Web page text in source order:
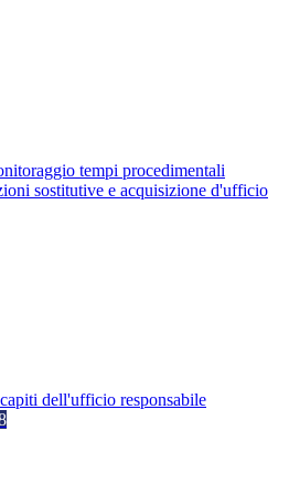
tempi procedimentali
sostitutive e acquisizione d'ufficio
dell'ufficio responsabile